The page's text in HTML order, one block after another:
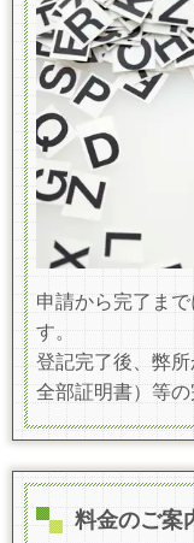
申請から完了ま
す。
登記完了後、弊
全部証明書）等の
料金のご案